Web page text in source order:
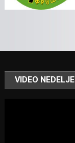
VIDEO NEDELJE